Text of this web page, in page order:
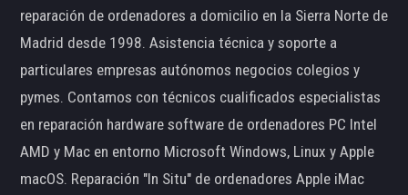
reparación de ordenadores a domicilio en la Sierra Norte de
Madrid desde 1998. Asistencia técnica y soporte a
particulares empresas autónomos negocios colegios y
pymes. Contamos con técnicos cualificados especialistas
en reparación hardware software de ordenadores PC Intel
AMD y Mac en entorno Microsoft Windows, Linux y Apple
macOS. Reparación "In Situ" de ordenadores Apple iMac